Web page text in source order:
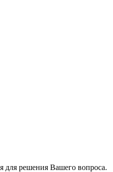
для решения Вашего вопроса.